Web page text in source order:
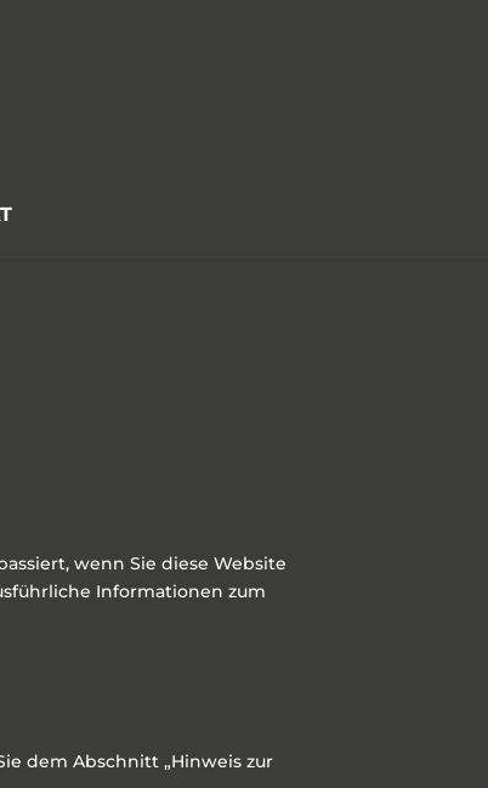
wenn Sie diese Website
Informationen zum
dem Abschnitt „Hinweis zur